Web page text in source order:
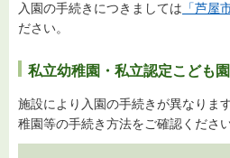
入園の手続きにつきましては 「芦屋
ださい。
私立幼稚園・私立認定こども園
施設により入園の手続きが異なります
稚園等の手続き方法をご確認ください